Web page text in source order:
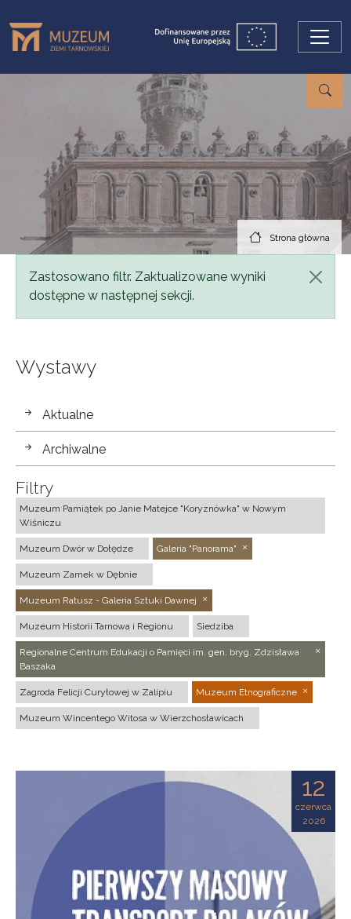
Strona główna
Komunikat
Zastosowano filtr. Zaktualizowane wyniki
dostępne w następnej sekcji.
Wystawy
wystawy
Aktualne
Archiwalne
Filtry
Muzeum Pamiątek po Janie Matejce "Koryznówka" w Nowym
Wiśniczu
Muzeum Dwór w Dołędze Galeria "Panorama"
Muzeum Zamek w Dębnie
Muzeum Ratusz - Galeria Sztuki Dawnej
Muzeum Historii Tarnowa i Regionu Siedziba
Regionalne Centrum Edukacji o Pamięci im. gen. bryg. Zdzisława
Baszaka
Zagroda Felicji Curyłowej w Zalipiu Muzeum Etnograficzne
Muzeum Wincentego Witosa w Wierzchosławicach
12
czerwca
2026